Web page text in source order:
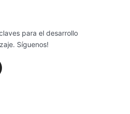
para el desarrollo
Síguenos!